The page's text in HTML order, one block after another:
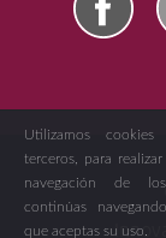
Utilizamos
terceros, para
navegación de
continúas
que aceptas su uso.